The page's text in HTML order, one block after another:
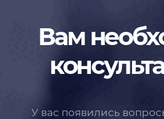
Вам
У вас появились